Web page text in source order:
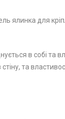
ялинка для
в собі та
стіну, та